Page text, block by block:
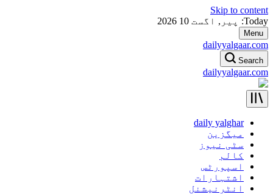
Skip to content
Today: پیر, اگست 10 2026
Menu
dailyyalgaar.com
Search
dailyyalgaar.com
daily yalghar
میگزین
سٹی نیوز
کالم
اسپورٹس
اشتہارات
انٹرنیشنل